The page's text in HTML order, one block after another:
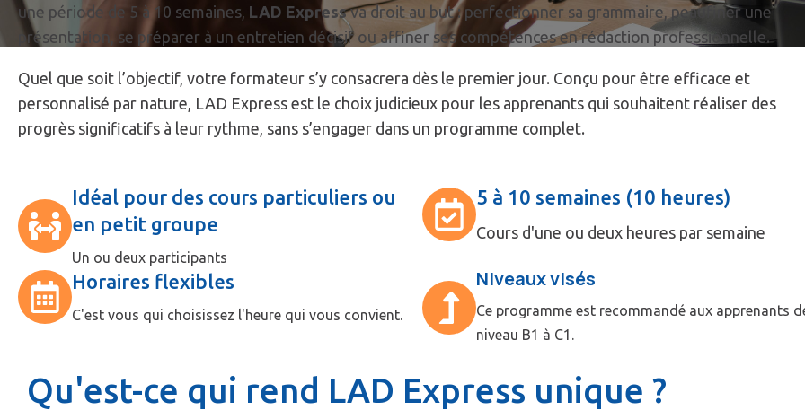
une période de 5 à 10 semaines, LAD Expressva droit au but : perfectionner sa grammaire, peaufiner une
présentation, se préparer à un entretien décisif ou affiner ses compétences en rédaction professionnelle.
Quel que soit l’objectif, votre formateur s’y consacrera dès le premier jour. Conçu pour être efficace et
personnalisé par nature, LAD Express est le choix judicieux pour les apprenants qui souhaitent réaliser des
progrès significatifs à leur rythme, sans s’engager dans un programme complet.
Idéal pour des cours particuliers ou
en petit groupe
Un ou deux participants
5 à 10 semaines (10 heures)
Cours d'une ou deux heures par semaine
Horaires flexibles
C'est vous qui choisissez l'heure qui vous convient.
Niveaux visés
Ce programme est recommandé aux apprenants
niveau B1 à C1.
Qu'est-ce qui rend LAD Express unique ?